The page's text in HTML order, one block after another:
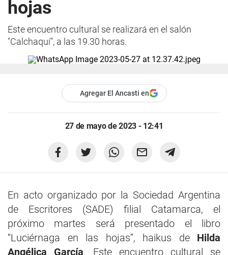
hojas
Este encuentro cultural se realizará en el salón
"Calchaquí", a las 19.30 horas.
Agregar El Ancasti en
27 de mayo de 2023 - 12:41
En acto organizado por la Sociedad Argentina
de Escritores (SADE) filial Catamarca, el
próximo martes será presentado el libro
“Luciérnaga en las hojas”, haikus de Hilda
Angélica García. Este encuentro cultural se